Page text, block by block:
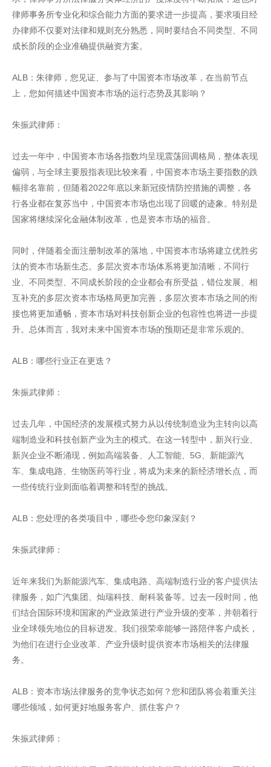
律师事务所专业化和综合能力方面的要求进一步提高，要求项目经
办律师不仅要对法律和规则充分熟悉，同时要结合不同类型、不同
成长阶段的企业准确提供融资方案。
ALB：朱律师，您见证、参与了中国资本市场改革，在当前节点
上，您如何描述中国资本市场的运行态势及其影响？
朱振武律师：
过去一年中，中国资本市场各指数均呈现震荡回调格局，整体表现
偏弱，与全球主要股指表现比较来看，中国资本市场主要指数的跌
幅排名靠前，但随着2022年底以来新冠疫情防控措施的调整，各
行各业都在复苏当中，中国资本市场也出现了回暖的迹象。特别是
国家将继续深化金融体制改革，也是资本市场的福音。
同时，伴随着全面注册制改革的落地，中国资本市场将建立优胜劣
汰的资本市场新生态。多层次资本市场体系将更加清晰，不同行
业、不同类型、不同成长阶段的企业都会有所受益，错位发展、相
互补充的多层次资本市场格局更加完善，多层次资本市场之间的衔
接也将更加通畅，资本市场对科技创新企业的包容性也将进一步提
升。总体而言，我对未来中国资本市场的预期还是非常乐观的。
ALB：哪些行业正在更迭？
朱振武律师：
过去几年，中国经济的发展模式努力从以传统制造业为主转向以高
端制造业和科技创新产业为主的模式。在这一转型中，新兴行业、
新兴企业不断涌现，例如高端装备、人工智能、5G、新能源汽
车、集成电路、生物医药等行业，将成为未来的新经济增长点，而
一些传统行业则面临着调整和转型的挑战。
ALB：您处理的各类项目中，哪些令您印象深刻？
朱振武律师：
近年来我们为新能源汽车、集成电路、高端制造行业的客户提供法
律服务，如广汽集团、灿瑞科技、耐科装备等。过去一段时间，他
们结合国际环境和国家的产业政策进行产业升级的变革，并朝着行
业全球领先地位的目标进发。我们很荣幸能够一路陪伴客户成长，
为他们在进行企业改革、产业升级时提供资本市场相关的法律服
务。
ALB：资本市场法律服务的竞争状态如何？您和团队将会着重关注
哪些领域，如何更好地服务客户、抓住客户？
朱振武律师：